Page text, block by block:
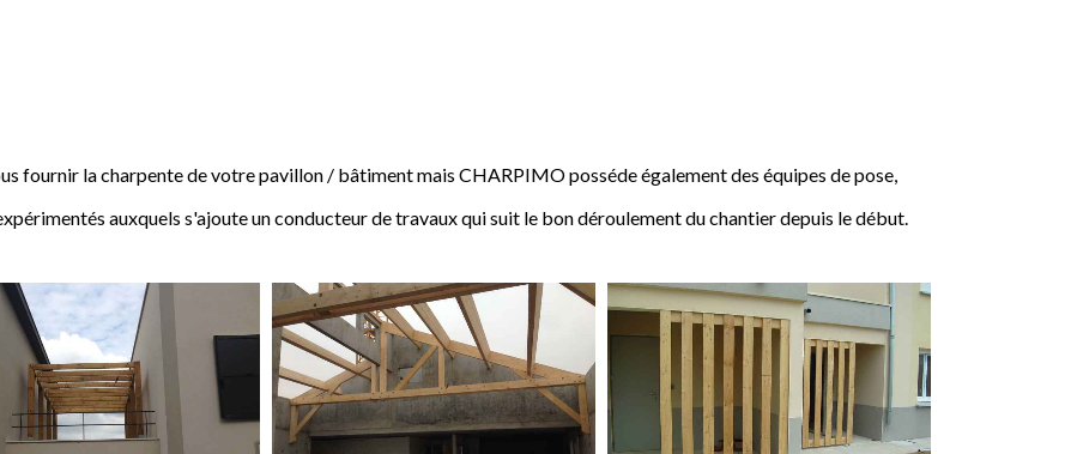
fournir la charpente de votre pavillon / bâtiment mais CHARPIMO posséde également des équipes de pose,
auxquels s'ajoute un conducteur de travaux qui suit le bon déroulement du chantier depuis le début.